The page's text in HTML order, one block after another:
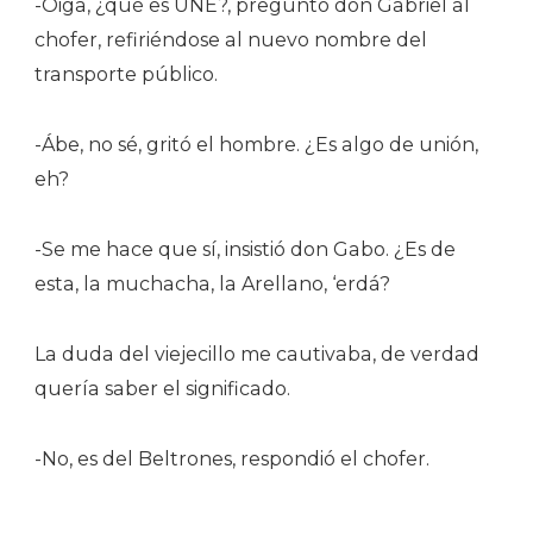
-Oiga, ¿qué es UNE?, preguntó don Gabriel al
chofer, refiriéndose al nuevo nombre del
transporte público.
-Ábe, no sé, gritó el hombre. ¿Es algo de unión,
eh?
-Se me hace que sí, insistió don Gabo. ¿Es de
esta, la muchacha, la Arellano, ‘erdá?
La duda del viejecillo me cautivaba, de verdad
quería saber el significado.
-No, es del Beltrones, respondió el chofer.